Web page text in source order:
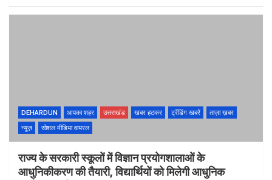
DEHARDUN आपका शहर उत्तराखंड खबर हटकर ट्रेंडिंग खबरें
ताज़ा ख़बर
न्यूज़
सोशल मीडिया वायरल
राज्य के सरकारी स्कूलों में विज्ञान प्रयोगशालाओं के
आधुनिकीकरण की तैयारी, विद्यार्थियों को मिलेगी आधुनिक